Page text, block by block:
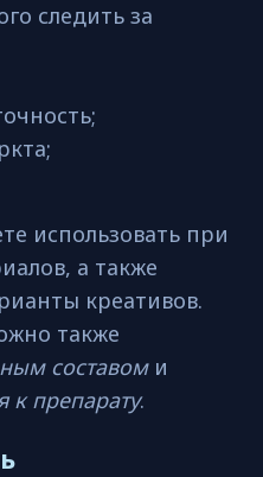
следить за
использовать при
а также
креативов.
также
составоми
к препарату.